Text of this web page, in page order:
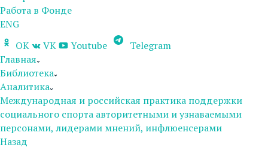
Работа в Фонде
ENG
OK
VK Youtube
Telegram
Главная
Библиотека
Аналитика
Международная и российская практика поддержки
социального спорта авторитетными и узнаваемыми
персонами, лидерами мнений, инфлюенсерами
Назад